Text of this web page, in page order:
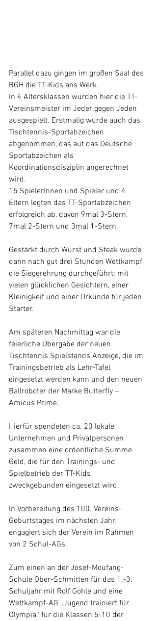
Parallel dazu gingen im großen Saal des
BGH die TT-Kids ans Werk.
In 4 Altersklassen wurden hier die TT-
Vereinsmeister im Jeder gegen Jeden
ausgespielt. Erstmalig wurde auch das
Tischtennis-Sportabzeichen
abgenommen, das auf das Deutsche
Sportabzeichen als
Koordinationsdisziplin angerechnet
wird.
15 Spielerinnen und Spieler und 4
Eltern legten das TT-Sportabzeichen
erfolgreich ab, davon 9mal 3-Stern,
7mal 2-Stern und 3mal 1-Stern.
Gestärkt durch Wurst und Steak wurde
dann nach gut drei Stunden Wettkampf
die Siegerehrung durchgeführt: mit
vielen glücklichen Gesichtern, einer
Kleinigkeit und einer Urkunde für jeden
Starter.
Am späteren Nachmittag war die
feierliche Übergabe der neuen
Tischtennis Spielstands Anzeige, die im
Trainingsbetrieb als Lehr-Tafel
eingesetzt werden kann und den neuen
Ballroboter der Marke Butterfly –
Amicus Prime.
Hierfür spendeten ca. 20 lokale
Unternehmen und Privatpersonen
zusammen eine ordentliche Summe
Geld, die für den Trainings- und
Spielbetrieb der TT-Kids
zweckgebunden eingesetzt wird.
In Vorbereitung des 100. Vereins-
Geburtstages im nächsten Jahr,
engagiert sich der Verein im Rahmen
von 2 Schul-AGs.
Zum einen an der Josef-Moufang-
Schule Ober-Schmitten für das 1.-3.
Schuljahr mit Rolf Gohle und eine
Wettkampf-AG „Jugend trainiert für
Olympia“ für die Klassen 5-10 der